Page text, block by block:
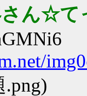
ん☆て